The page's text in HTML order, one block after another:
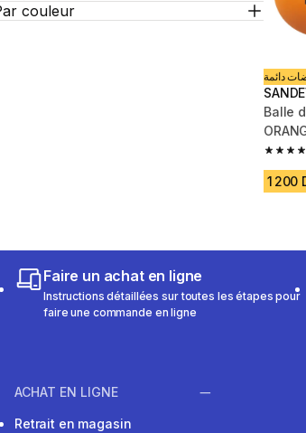
couleur
دائمة
Balle
4.7
1 200
Faire un achat en ligne
Instructions détaillées sur toutes les étapes pour
faire une commande en ligne
ACHAT EN LIGNE
Retrait en magasin